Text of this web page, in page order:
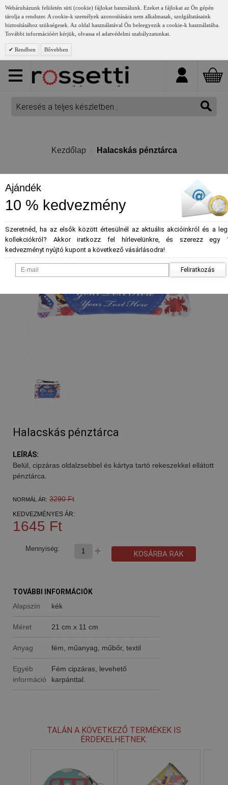
Webáruházunk felületén süti (cookie) fájlokat használunk. Ezeket a fájlokat az Ön gépén
tárolja a rendszer. A cookie-k személyek azonosítására nem alkalmasak, szolgáltatásaink
biztosításához szükségesek. Az oldal használatával Ön beleegyezik a cookie-k használatába.
További információért kérjük, olvassa el adatvédelmi szabályzatunkat.
Rendben Bővebben
Kezdőlap Halacskás pénztárca
Halacskás pénztárca
LEÍRÁS:
Belül, cipzáras oldalzsebbel és kártya tartó rekeszekkel ellátott
pénztárca.
NORMÁL ÁR: 3290 Ft
KEDVEZMÉNYES ÁR:
1645 Ft
Mennyiség:
KOSÁRBA RAK
TOVÁBBI INFORMÁCIÓK
Alapszín
kék
Méret 21 cm x 11 cm
Anyag fém, műanyag, műbőr, textil
Egyéb
információ
Fém cipzáras, levehető
karpánttal.
TALÁN A KÖVETKEZŐ TERMÉKEK IS
ÉRDEKELHETNEK:
Ajándék
10 % kedvezmény
Szeretnéd, ha az elsők között értesülnél az aktuális akcióinkról és a
kollekciókról? Akkor iratkozz fel hírlevelünkre, és szerezz egy
kedvezményt nyújtó kupont a következő vásárlásodra!
Feliratkozás